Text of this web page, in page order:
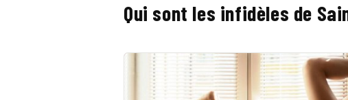
Qui sont les infidèles de